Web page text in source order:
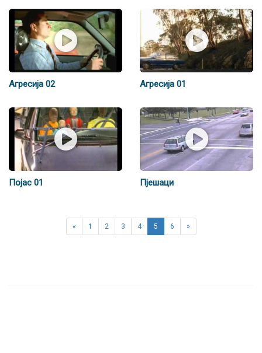
Агресија 02 Агресија 01
Појас 01 Пјешаци
« 1 2 3 4 5 6 »